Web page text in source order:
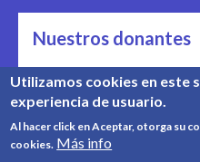
Nuestros donantes
Nos apoyan
Conozca nuestros donantes
Utilizamos cookies en este
experiencia de usuario.
Al hacer click en Aceptar, otorga su
cookies. Más info